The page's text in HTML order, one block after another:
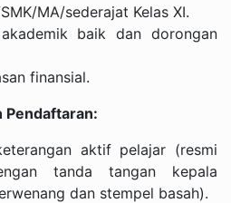
MA/sederajat Kelas XI.
baik dan dorongan
finansial.
Pendaftaran:
aktif pelajar (resmi
tanda tangan kepala
dan stempel basah).